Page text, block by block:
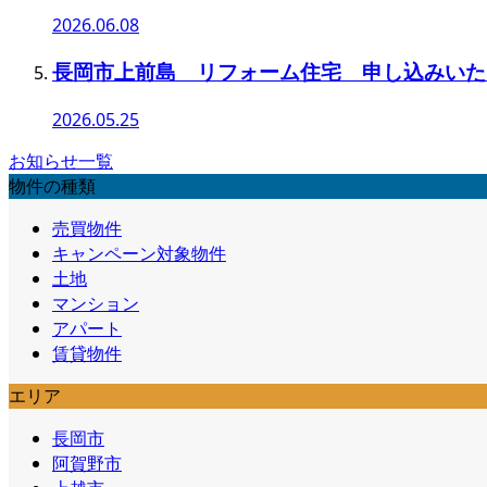
2026.06.08
長岡市上前島 リフォーム住宅 申し込みいた
2026.05.25
お知らせ一覧
物件の種類
売買物件
キャンペーン対象物件
土地
マンション
アパート
賃貸物件
エリア
長岡市
阿賀野市